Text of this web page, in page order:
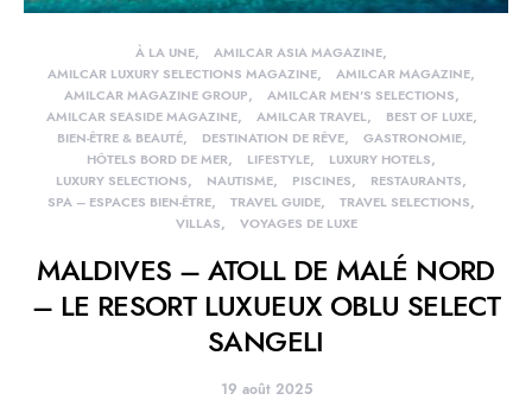
À LA UNE
AMILCAR ASIA MAGAZINE
AMILCAR LUXURY SELECTIONS MAGAZINE
AMILCAR MAGAZINE
AMILCAR MAGAZINE GROUP
AMILCAR MEN'S SELECTIONS
AMILCAR SEASIDE MAGAZINE
AMILCAR TRAVEL
BEST OF LUXE
BIEN-ÊTRE & BEAUTÉ
DESTINATION DE RÊVE
GASTRONOMIE
HÔTELS BORD DE MER
LIFESTYLE
LUXURY HOTELS
LUXURY SELECTIONS
NAUTISME PISCINES
RESTAURANTS
SPA – ESPACES BIEN-ÊTRE
TRAVEL GUIDE
TRAVEL SELECTIONS
VILLAS
VOYAGES DE LUXE
MALDIVES – ATOLL DE MALÉ NORD
– LE RESORT LUXUEUX OBLU SELECT
SANGELI
19 août 2025